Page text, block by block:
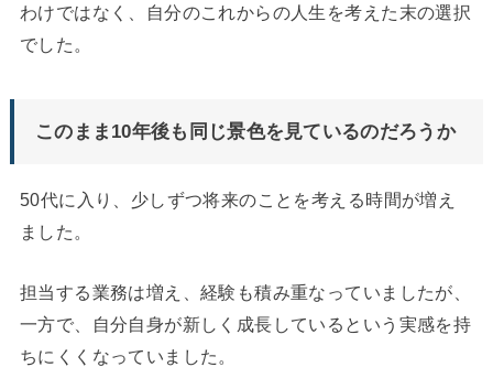
わけではなく、自分のこれからの人生を考えた末の選択
でした。
このまま10年後も同じ景色を見ているのだろうか
50代に入り、少しずつ将来のことを考える時間が増え
ました。
担当する業務は増え、経験も積み重なっていましたが、
一方で、自分自身が新しく成長しているという実感を持
ちにくくなっていました。